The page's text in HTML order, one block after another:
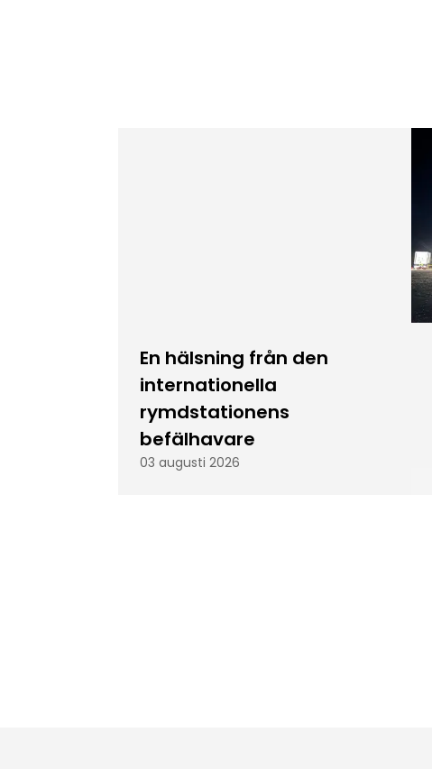
En hälsning från den
internationella
rymdstationens
befälhavare
03 augusti 2026